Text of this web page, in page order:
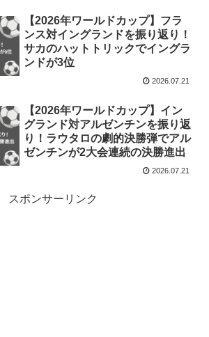
【2026年ワールドカップ】フラ
ンス対イングランドを振り返り！
サカのハットトリックでイングラ
ンドが3位
2026.07.21
【2026年ワールドカップ】イン
グランド対アルゼンチンを振り返
り！ラウタロの劇的決勝弾でアル
ゼンチンが2大会連続の決勝進出
2026.07.21
スポンサーリンク